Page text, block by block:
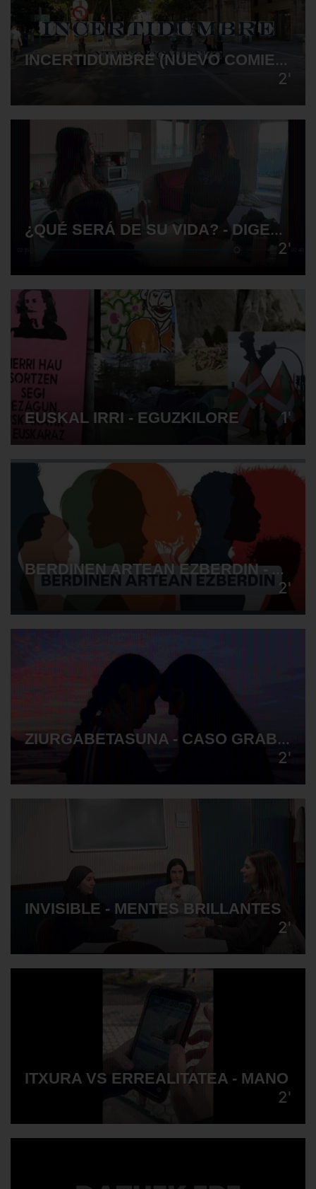
INCERTIDUMBRE (NUEVO COMIENZO) - NOIAS
2'
¿QUÉ SERÁ DE SU VIDA? - DIGESTIF
2'
EUSKAL IRRI - EGUZKILORE 1'
BERDINEN ARTEAN EZBERDIN - AMAMAK
2'
ZIURGABETASUNA - CASO GRABADO
2'
INVISIBLE - MENTES BRILLANTES
2'
ITXURA VS ERREALITATEA - MANO
2'